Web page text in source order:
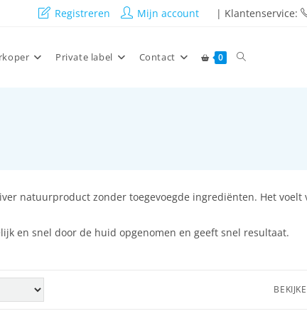
Registreren Mijn account | Klantenservice:
Private label Contact 0
natuurproduct zonder toegevoegde ingrediënten. Het
en snel door de huid opgenomen en geeft snel resultaat.